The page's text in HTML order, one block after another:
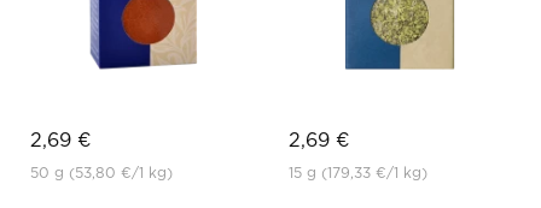
2,69 €
50 g (53,80 €/1 kg)
2,69 €
15 g (179,33 €/1 kg)